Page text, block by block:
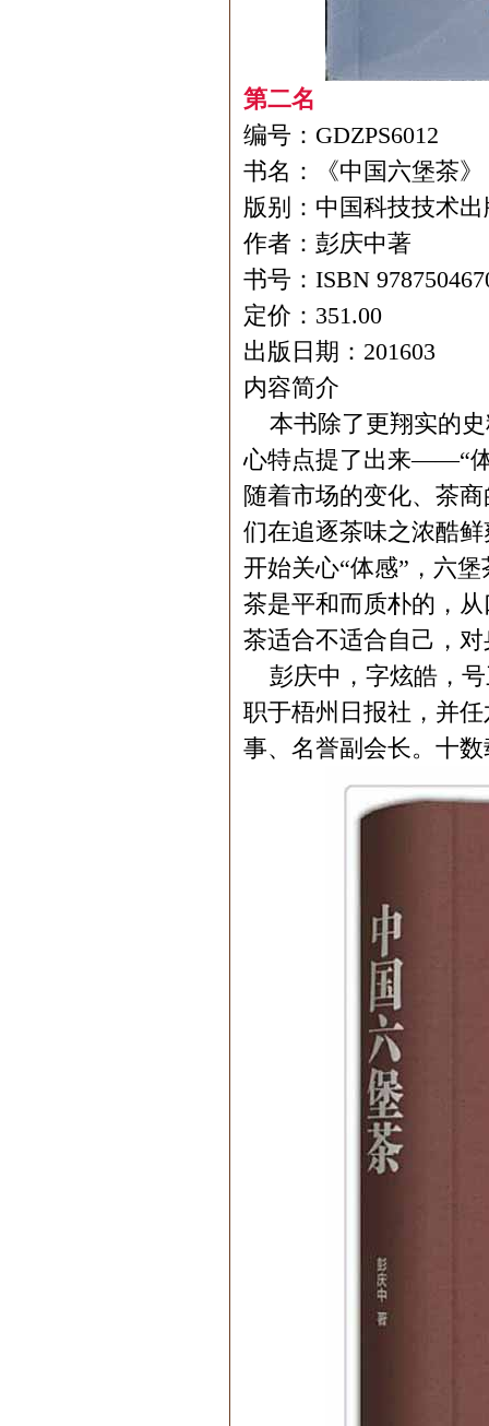
第二名
编号：GDZPS6012
书名：《中国六堡茶》
版别：中国科技技术
作者：彭庆中著
书号：ISBN
定价：351.00
出版日期：201603
内容简介
本书除了更翔实的史
心特点提了出来——“
随着市场的变化、茶
们在追逐茶味之浓酷
开始关心“体感”，六
茶是平和而质朴的，
茶适合不适合自己，
彭庆中，字炫皓，号
职于梧州日报社，并
事、名誉副会长。十